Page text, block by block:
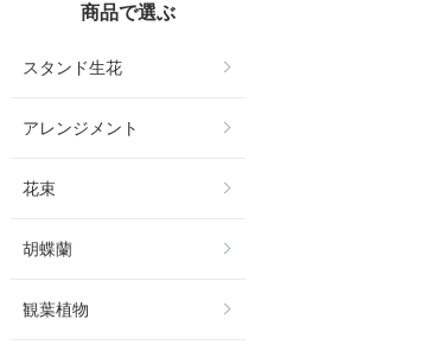
商品で選ぶ
スタンド生花
アレンジメント
花束
胡蝶蘭
観葉植物